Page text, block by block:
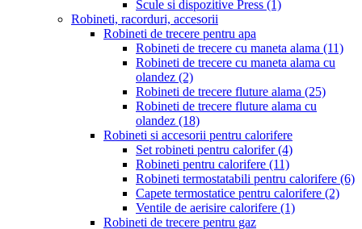
Scule si dispozitive Press (1)
Robineti, racorduri, accesorii
Robineti de trecere pentru apa
Robineti de trecere cu maneta alama (11)
Robineti de trecere cu maneta alama cu
olandez (2)
Robineti de trecere fluture alama (25)
Robineti de trecere fluture alama cu
olandez (18)
Robineti si accesorii pentru calorifere
Set robineti pentru calorifer(4)
Robineti pentru calorifere (11)
Robineti termostatabili pentru calorifere (6)
Capete termostatice pentru calorifere (2)
Ventile de aerisire calorifere (1)
Robineti de trecere pentru gaz